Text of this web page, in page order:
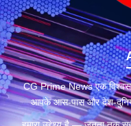
CG Prime News एक
आपके आस-पास और देश-